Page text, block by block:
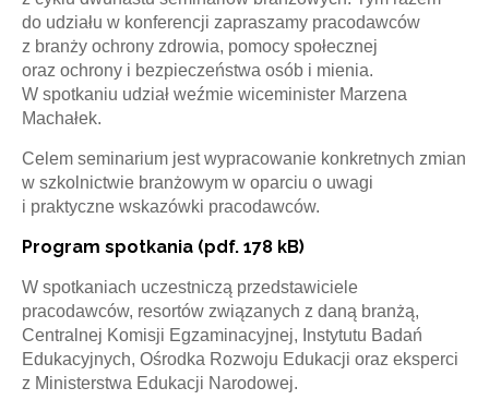
do udziału w konferencji zapraszamy pracodawców
z branży ochrony zdrowia, pomocy społecznej
oraz ochrony i bezpieczeństwa osób i mienia.
W spotkaniu udział weźmie wiceminister Marzena
Machałek.
Celem seminarium jest wypracowanie konkretnych zmian
w szkolnictwie branżowym w oparciu o uwagi
i praktyczne wskazówki pracodawców.
Program spotkania (pdf. 178 kB)
W spotkaniach uczestniczą przedstawiciele
pracodawców, resortów związanych z daną branżą,
Centralnej Komisji Egzaminacyjnej, Instytutu Badań
Edukacyjnych, Ośrodka Rozwoju Edukacji oraz eksperci
z Ministerstwa Edukacji Narodowej.